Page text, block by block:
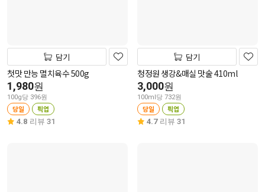
담기
첫맛 만능 멸치육수 500g
1,980원
100g당 396원
당일 픽업
4.8 리뷰 31
담기
청정원 생강&매실 맛술 410ml
3,000원
100ml당 732원
당일 픽업
4.7 리뷰 31